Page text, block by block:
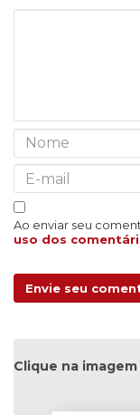
Ao enviar seu
uso dos
Envie seu
Clique na